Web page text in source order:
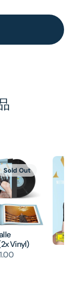
Vinyl)
Sold Out